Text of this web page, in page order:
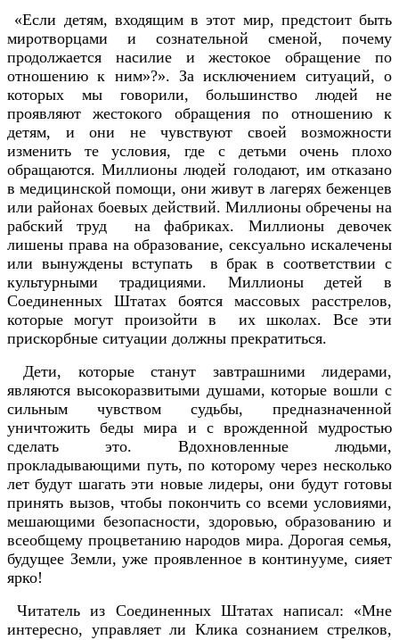
«Если детям, входящим в этот мир, предстоит быть
миротворцами и сознательной сменой, почему
продолжается насилие и жестокое обращение по
отношению к ним»?». За исключением ситуаций, о
которых мы говорили, большинство людей не
проявляют жестокого обращения по отношению к
детям, и они не чувствуют своей возможности
изменить те условия, где с детьми очень плохо
обращаются. Миллионы людей голодают, им отказано
в медицинской помощи, они живут в лагерях беженцев
или районах боевых действий. Миллионы обречены на
рабский труд на фабриках. Миллионы девочек
лишены права на образование, сексуально искалечены
или вынуждены вступать в брак в соответствии с
культурными традициями. Миллионы детей в
Соединенных Штатах боятся массовых расстрелов,
которые могут произойти в их школах. Все эти
прискорбные ситуации должны прекратиться.
Дети, которые станут завтрашними лидерами,
являются высокоразвитыми душами, которые вошли с
сильным чувством судьбы, предназначенной
уничтожить беды мира и с врожденной мудростью
сделать это. Вдохновленные людьми,
прокладывающими путь, по которому через несколько
лет будут шагать эти новые лидеры, они будут готовы
принять вызов, чтобы покончить со всеми условиями,
мешающими безопасности, здоровью, образованию и
всеобщему процветанию народов мира. Дорогая семья,
будущее Земли, уже проявленное в континууме, сияет
ярко!
Читатель из Соединенных Штатах написал: «Мне
интересно, управляет ли Клика сознанием стрелков,